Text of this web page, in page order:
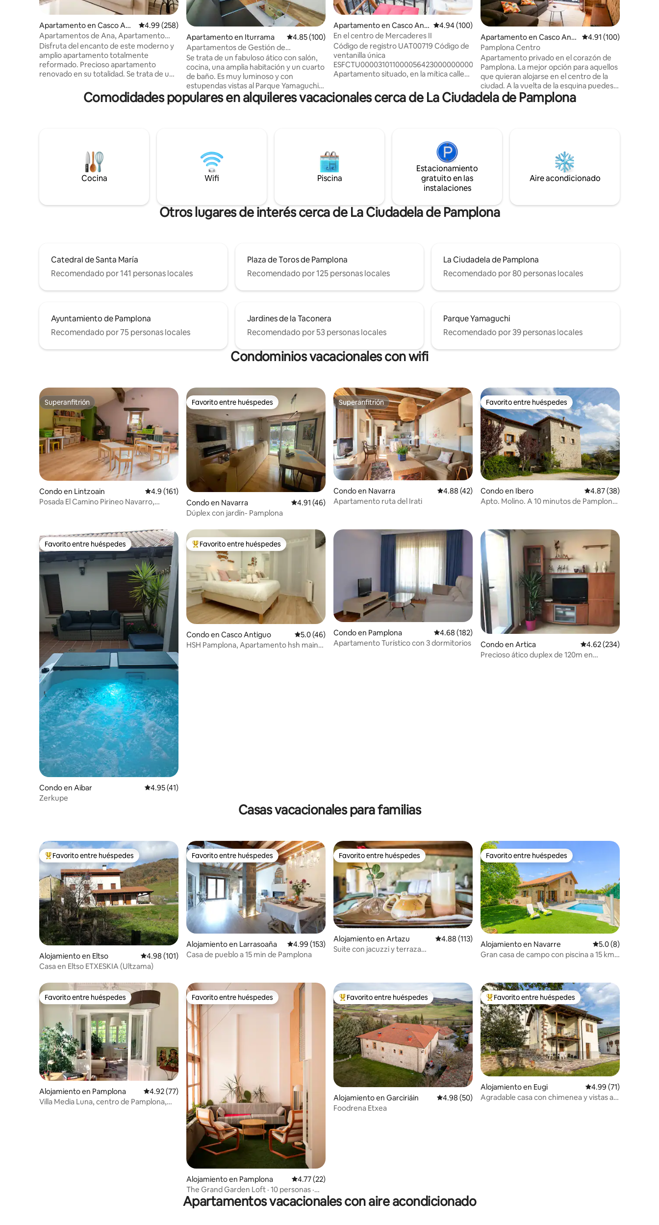
Apartamento en Casco Anti
guo
Calificación promedio: 4.99 de 5, 258 reseñas
4.99 (258)
Apartamentos de Ana, Apartamento
con cama queen...
Disfruta del encanto de este moderno y
amplio apartamento totalmente
reformado. Precioso apartamento
renovado en su totalidad. Se trata de un
edificio de 100 años recientemente
amplio dormitorio de 16 metros
cuadrados, una cama de 150 cm y un
gran armario a disposición de los
lavabo e inodoro separado del resto en
todo lo necesario para una estancia
inolvidable. El alojamiento se alquila
entero y tiene una capacidad para 2
personas.
Apartamento en Iturrama Calificación promedio: 4.85 de 5, 100 reseñas
4.85 (100)
Apartamentos de Gestión de
Alojamientos, Fabulo...
Se trata de un fabuloso ático con salón,
cocina, una amplia habitación y un cuarto
de baño. Es muy luminoso y con
estupendas vistas al Parque Yamaguchi.
Es una 7ª altura, con ascensor. Posibilidad
de parking subterráneo debajo del
de mascotas: Se admiten mascotas bajo
petición y con suplemento de 12€/día
(IVA incluido) por mascota. Si necesita
secador de pelo, cuna o trona,
Apartamento en Casco Anti
guo
Calificación promedio: 4.94 de 5, 100 reseñas
4.94 (100)
En el centro de Mercaderes II
Código de registro UAT00719 Código de
ventanilla única
ESFCTU00003101100005642300000000000000000000UAT007193
Apartamento situado, en la mítica calle
Pamplona dentro del recorrido del
encierro de San Fermín. Su privilegiada
oficina de turismo y de la Plaza del
Castillo y a 10 metros de la calle Estafeta.
Museo de Navarra, a 200 metros.
Apartamento en Casco Anti
guo
Calificación promedio:
4.91 (100)
Pamplona Centro
Apartamento privado en el corazón de
Pamplona. La mejor opción para aquellos
que quieran alojarse en el centro de la
ciudad. A la vuelta de la esquina puedes
encontrar los mejores bares y
restaurantes locales, supermercados y
Castillo a 7 min a pie. Parque de la
Ciudadela a 7 min a pie. NRA:
Comodidades populares en alquileres vacacionales cerca de La Ciudadela de Pamplona
Cocina Wifi Piscina
Estacionamiento
gratuito en las
instalaciones
Aire acondicionado
Otros lugares de interés cerca de La Ciudadela de Pamplona
Catedral de Santa María
Recomendado por 141 personas locales
Plaza de Toros de Pamplona
Recomendado por 125 personas locales
La Ciudadela de Pamplona
Recomendado por 80 personas locales
Ayuntamiento de Pamplona
Recomendado por 75 personas locales
Jardines de la Taconera
Recomendado por 53 personas locales
Parque Yamaguchi
Recomendado por 39 personas locales
Condominios vacacionales con wifi
Superanfitrión
Superanfitrión
Condo en Lintzoain Calificación promedio: 4.9 de 5, 161 reseñas
4.9 (161)
Posada El Camino Pirineo Navarro,
Favorito entre huéspedes
Favorito entre huéspedes
Condo en Navarra Calificación promedio: 4.91 de 5, 46 reseñas
4.91 (46)
Dúplex con jardín- Pamplona
Superanfitrión
Superanfitrión
Condo en Navarra Calificación promedio: 4.88 de 5, 42 reseñas
4.88 (42)
Apartamento ruta del Irati
Favorito entre huéspedes
Favorito entre huéspedes
Condo en Ibero Calificación
4.87 (38)
Apto. Molino. A 10 minutos de Pamplona
Favorito entre huéspedes
Favorito entre huéspedes
Condo en Aibar Calificación promedio: 4.95 de 5, 41 reseñas
4.95 (41)
Zerkupe
Favorito entre huéspedes preferido
Favorito entre huéspedes
Condo en Casco Antiguo Calificación promedio: 5.0 de 5, 46 reseñas
5.0 (46)
HSH Pamplona, Apartamento hsh main
Condo en Pamplona Calificación promedio: 4.68 de 5, 182 reseñas
4.68 (182)
Apartamento Turístico con 3 dormitorios
Condo en Artica Calificación promedio:
4.62 (234)
Precioso ático duplex de 120m en
Casas vacacionales para familias
Favorito entre huéspedes preferido
Favorito entre huéspedes
Alojamiento en Eltso Calificación promedio: 4.98 de 5, 101 reseñas
4.98 (101)
Casa en Eltso ETXESKIA (Ultzama)
Favorito entre huéspedes
Favorito entre huéspedes
Alojamiento en Larrasoaña Calificación promedio: 4.99 de 5, 153 reseñas
4.99 (153)
Casa de pueblo a 15 min de Pamplona
Favorito entre huéspedes
Favorito entre huéspedes
Alojamiento en Artazu Calificación promedio: 4.88 de 5, 113 reseñas
4.88 (113)
Suite con jacuzzi y terraza
Favorito entre huéspedes
Favorito entre huéspedes
Alojamiento en Navarre Calificación
5.0 (8)
Gran casa de campo con piscina a 15 km
Favorito entre huéspedes
Favorito entre huéspedes
Alojamiento en Pamplona Calificación promedio: 4.92 de 5, 77 reseñas
4.92 (77)
Villa Media Luna, centro de Pamplona,
Favorito entre huéspedes
Favorito entre huéspedes
Alojamiento en Pamplona Calificación promedio: 4.77 de 5, 22 reseñas
4.77 (22)
The Grand Garden Loft · 10 personas ·
jardín único
Favorito entre huéspedes preferido
Favorito entre huéspedes
Alojamiento en Garciriáin Calificación promedio: 4.98 de 5, 50 reseñas
4.98 (50)
Foodrena Etxea
Favorito entre huéspedes preferido
Favorito entre huéspedes
Alojamiento en Eugi Calificación
4.99 (71)
Agradable casa con chimenea y vistas al
Apartamentos vacacionales con aire acondicionado